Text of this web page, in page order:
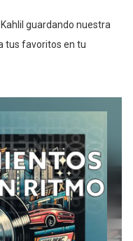
guardando nuestra
tus favoritos en tu